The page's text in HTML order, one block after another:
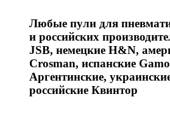
Любые пули для
и российских
JSB, немецкие H&N,
Crosman, испанские
Аргентинские,
российские Квинтор